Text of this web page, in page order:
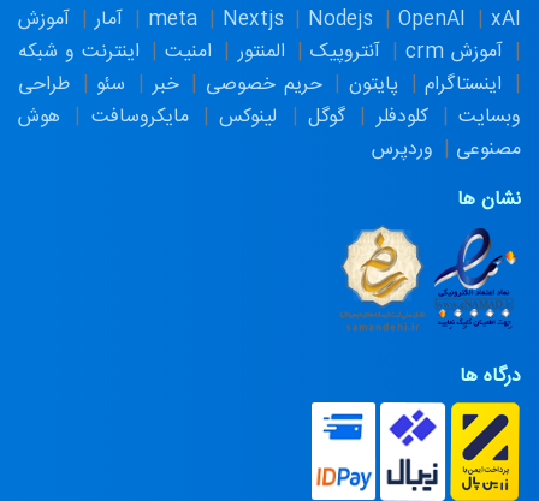
meta
Nextjs Nodejs OpenAI xAI آمار
آموزش
آموزش crm
آنتروپیک المنتور امنیت
اینترنت و شبکه
اینستاگرام
پایتون حریم خصوصی خبر سئو
طراحی
وبسایت
کلودفلر گوگل لینوکس مایکروسافت
هوش
مصنوعی
وردپرس
نشان ها
درگاه ها